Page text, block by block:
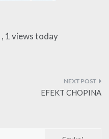
, 1 views today
EFEKT CHOPINA